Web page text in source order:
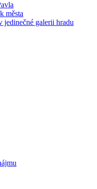
města
jedinečné galerii hradu